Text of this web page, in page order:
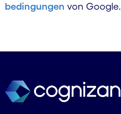
bedingungen von Google.